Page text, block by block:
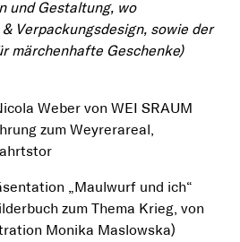
und Gestaltung, wo
Verpackungsdesign, sowie der
märchenhafte Geschenke)
Weber von WEI SRAUM
zum Weyrerareal,
„Maulwurf und ich“
zum Thema Krieg, von
Monika Maslowska)